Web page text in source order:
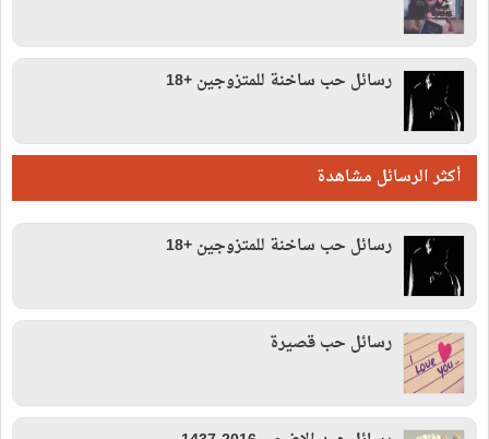
رسائل حب ساخنة للمتزوجين +18
أكثر الرسائل مشاهدة
رسائل حب ساخنة للمتزوجين +18
رسائل حب قصيرة